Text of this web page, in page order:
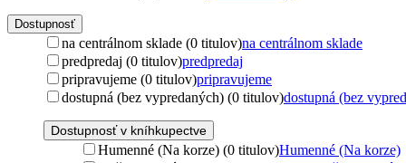
Dostupnosť
na centrálnom sklade (0 titulov)na centrálnom sklade
predpredaj (0 titulov)predpredaj
pripravujeme (0 titulov)pripravujeme
dostupná (bez vypredaných) (0 titulov)dostupná (bez
Dostupnosť v kníhkupectve
Humenné (Na korze) (0 titulov)Humenné (Na korze)